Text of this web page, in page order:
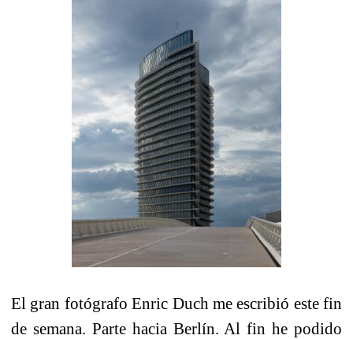
El gran fotógrafo Enric Duch me escribió este fin
de semana. Parte hacia Berlín. Al fin he podido